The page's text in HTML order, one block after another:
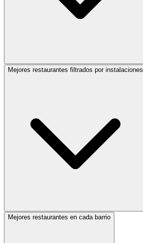
Mejores restaurantes filtrados por instalaciones
Mejores restaurantes en cada barrio